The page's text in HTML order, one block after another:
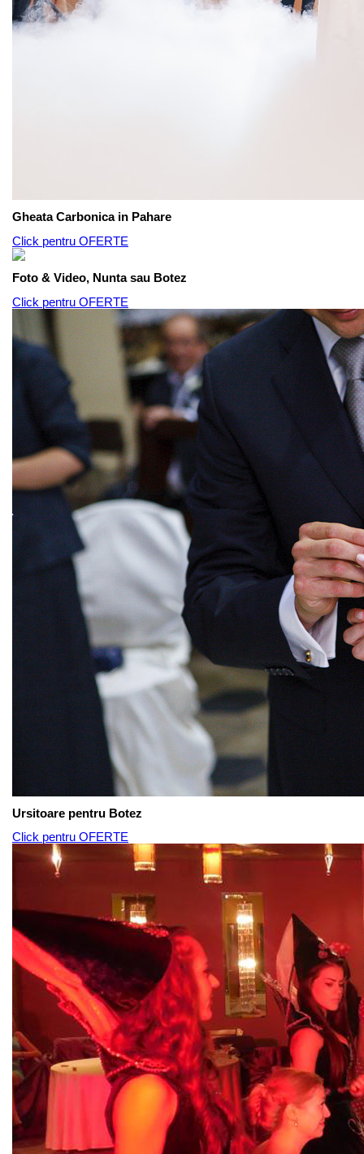
Gheata Carbonica in Pahare
Click pentru OFERTE
Foto & Video, Nunta sau Botez
Click pentru OFERTE
Ursitoare pentru Botez
Click pentru OFERTE